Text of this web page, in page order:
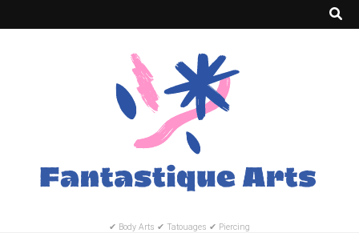
✔ Body Arts ✔ Tatouages ✔ Piercing